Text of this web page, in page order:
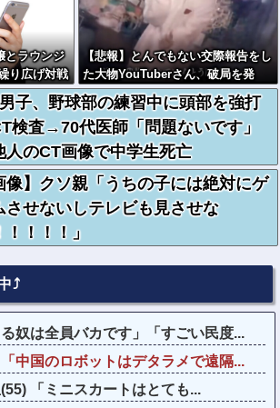
とラウンジ
り広げ対戦
w w w w
【悲報】とんでもない交際報告をし
た大物YouTuberさん、破局を発
表????
子、野球部の練習中に頭部を強打
検査→70代医師「問題ないです」
のCT画像で中学生死亡
像】クソ親「うちの子には絶対にゲ
させないしテレビも見させな
！！！！」
⤴
る奴は全員バカです」「すごい民度...
中国のロボットはデタラメで遠隔...
(55) 「ミニスカートはとても...